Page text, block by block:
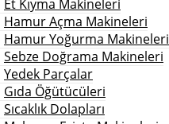
Et Kıyma Makineleri
Hamur Açma Makineleri
Hamur Yoğurma Makineleri
Sebze Doğrama Makineleri
Yedek Parçalar
Gıda Öğütücüleri
Sıcaklık Dolapları